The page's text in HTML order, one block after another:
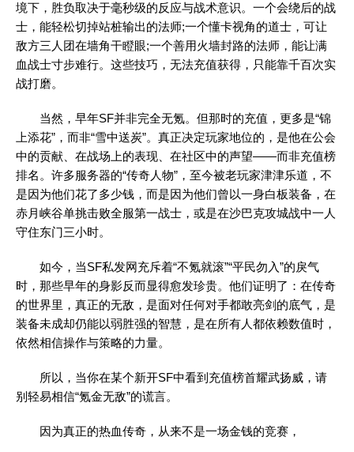
境下，胜负取决于毫秒级的反应与战术意识。一个会绕后的战
士，能轻松切掉站桩输出的法师;一个懂卡视角的道士，可让
敌方三人团在墙角干瞪眼;一个善用火墙封路的法师，能让满
血战士寸步难行。这些技巧，无法充值获得，只能靠千百次实
战打磨。
当然，早年SF并非完全无氪。但那时的充值，更多是“锦
上添花”，而非“雪中送炭”。真正决定玩家地位的，是他在公会
中的贡献、在战场上的表现、在社区中的声望——而非充值榜
排名。许多服务器的“传奇人物”，至今被老玩家津津乐道，不
是因为他们花了多少钱，而是因为他们曾以一身白板装备，在
赤月峡谷单挑击败全服第一战士，或是在沙巴克攻城战中一人
守住东门三小时。
如今，当SF私发网充斥着“不氪就滚”“平民勿入”的戾气
时，那些早年的身影反而显得愈发珍贵。他们证明了：在传奇
的世界里，真正的无敌，是面对任何对手都敢亮剑的底气，是
装备未成却仍能以弱胜强的智慧，是在所有人都依赖数值时，
依然相信操作与策略的力量。
所以，当你在某个新开SF中看到充值榜首耀武扬威，请
别轻易相信“氪金无敌”的谎言。
因为真正的热血传奇，从来不是一场金钱的竞赛，